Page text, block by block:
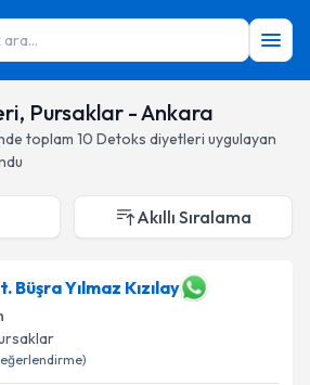
Pursaklar - Ankara
toplam 10 Detoks diyetleri uygulayan
Akıllı Sıralama
Büşra Yılmaz Kızılay